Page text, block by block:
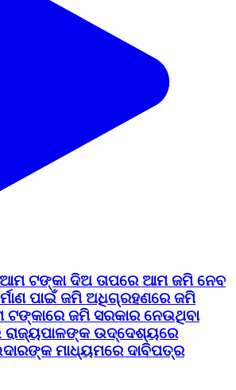
ଟଙ୍କା ଦିଅ ତାପରେ ଆମ ଜମି ନେବ
ପାଇଁ ଜମି ଅଧିଗ୍ରହଣରେ ଜମି
ଜମି ସରକାର ନେଉଥିବା
ଉଦ୍ଦେଶ୍ୟରେ
ମାଧ୍ୟମରେ ଦାବିପତ୍ର